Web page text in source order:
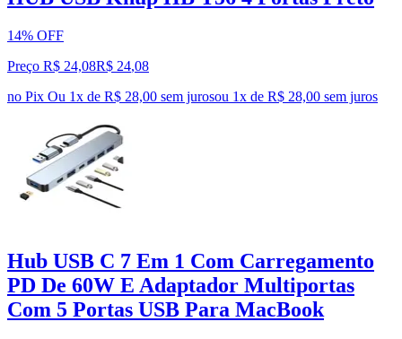
14% OFF
Preço R$ 24,08R$ 24,08
no Pix Ou 1x de R$ 28,00 sem jurosou 1x de R$ 28,00 sem juros
Hub USB C 7 Em 1 Com Carregamento
PD De 60W E Adaptador Multiportas
Com 5 Portas USB Para MacBook